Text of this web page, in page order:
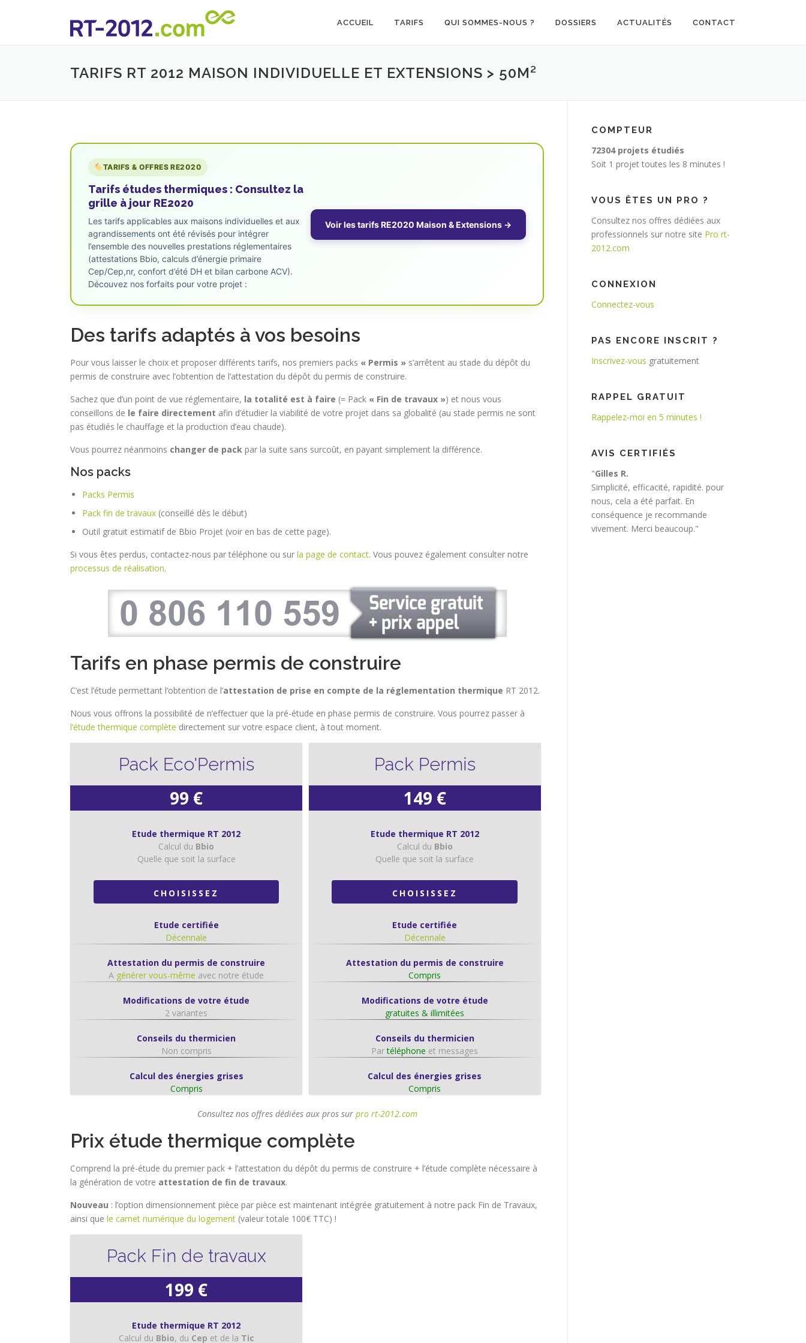
ACCUEIL TARIFS QUI SOMMES-NOUS ? DOSSIERS ACTUALITÉS CONTACT
TARIFS RT 2012 MAISON INDIVIDUELLE ET EXTENSIONS > 50M²
TARIFS & OFFRES RE2020
Tarifs études thermiques : Consultez la
grille à jour RE2020
Les tarifs applicables aux maisons individuelles et aux
agrandissements ont été révisés pour intégrer
l’ensemble des nouvelles prestations réglementaires
(attestations Bbio, calculs d’énergie primaire
Cep/Cep,nr, confort d’été DH et bilan carbone ACV).
Découvez nos forfaits pour votre projet :
Voir les tarifs RE2020 Maison & Extensions →
Des tarifs adaptés à vos besoins
Pour vous laisser le choix et proposer différents tarifs, nos premiers packs « Permis » s’arrêtent au stade du dépôt du
permis de construire avec l’obtention de l’attestation du dépôt du permis de construire.
Sachez que d’un point de vue réglementaire, la totalité est à faire (= Pack « Fin de travaux ») et nous vous
conseillons de le faire directement afin d’étudier la viabilité de votre projet dans sa globalité (au stade permis ne sont
pas étudiés le chauffage et la production d’eau chaude).
Vous pourrez néanmoins changer de pack par la suite sans surcoût, en payant simplement la différence.
Nos packs
Packs Permis
Pack fin de travaux (conseillé dès le début)
Outil gratuit estimatif de Bbio Projet (voir en bas de cette page).
Si vous êtes perdus, contactez-nous par téléphone ou sur la page de contact. Vous pouvez également consulter notre
processus de réalisation.
Tarifs en phase permis de construire
C’est l’étude permettant l’obtention de l’attestation de prise en compte de la réglementation thermique RT 2012.
Nous vous offrons la possibilité de n’effectuer que la pré-étude en phase permis de construire. Vous pourrez passer à
l’étude thermique complète directement sur votre espace client, à tout moment.
Pack Eco'Permis
99 €
Etude thermique RT 2012
Calcul du Bbio
Quelle que soit la surface
CHOISISSEZ
Etude certifiée
Décennale
Attestation du permis de construire
A générer vous-même avec notre étude
Modifications de votre étude
2 variantes
Conseils du thermicien
Non compris
Calcul des énergies grises
Compris
Pack Permis
149 €
Etude thermique RT 2012
Calcul du Bbio
Quelle que soit la surface
CHOISISSEZ
Etude certifiée
Décennale
Attestation du permis de construire
Compris
Modifications de votre étude
gratuites & illimitées
Conseils du thermicien
Partéléphone et messages
Calcul des énergies grises
Compris
Consultez nos offres dédiées aux pros sur pro rt-2012.com
Prix étude thermique complète
Comprend la pré-étude du premier pack + l’attestation du dépôt du permis de construire + l’étude complète nécessaire à
la génération de votre attestation de fin de travaux.
Nouveau : l’option dimensionnement pièce par pièce est maintenant intégrée gratuitement à notre pack Fin de Travaux,
ainsi que le carnet numérique du logement (valeur totale 100€ TTC) !
Pack Fin de travaux
199 €
Etude thermique RT 2012
Calcul du Bbio, du Cep et de la Tic
COMPTEUR
72304 projets étudiés
Soit 1 projet toutes les 8 minutes !
VOUS ÊTES UN PRO ?
Consultez nos offres dédiées aux
professionnels sur notre site Pro rt-
2012.com
CONNEXION
Connectez-vous
PAS ENCORE INSCRIT ?
Inscrivez-vous gratuitement
RAPPEL GRATUIT
Rappelez-moi en 5 minutes !
AVIS CERTIFIÉS
"Gilles R.
Simplicité, efficacité, rapidité. pour
nous, cela a été parfait. En
conséquence je recommande
vivement. Merci beaucoup."